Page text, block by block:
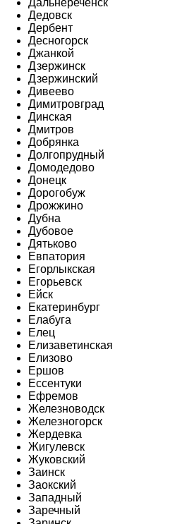
Дальнереченск
Дедовск
Дербент
Десногорск
Джанкой
Дзержинск
Дзержинский
Дивеево
Димитровград
Динская
Дмитров
Добрянка
Долгопрудный
Домодедово
Донецк
Дорогобуж
Дрожжино
Дубна
Дубовое
Дятьково
Евпатория
Егорлыкская
Егорьевск
Ейск
Екатеринбург
Елабуга
Елец
Елизаветинская
Елизово
Ершов
Ессентуки
Ефремов
Железноводск
Железногорск
Жердевка
Жигулевск
Жуковский
Заинск
Заокский
Западный
Заречный